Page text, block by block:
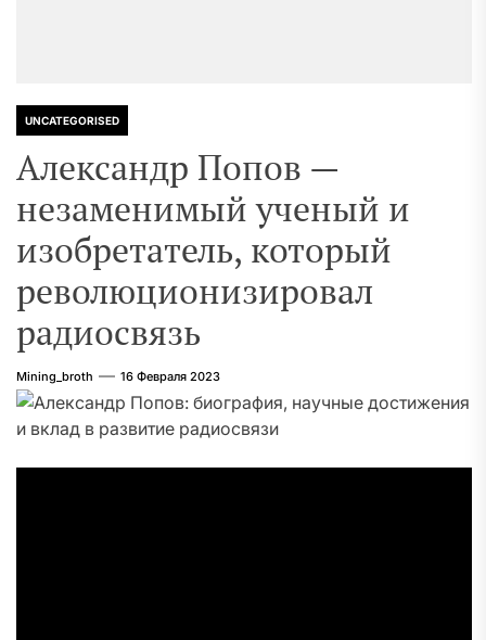
UNCATEGORISED
Александр Попов —
незаменимый ученый и
изобретатель, который
революционизировал
радиосвязь
Mining_broth 16 Февраля 2023